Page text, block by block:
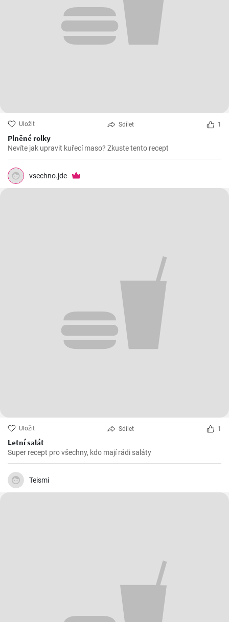
Uložit Sdílet 1
Plněné rolky
Nevíte jak upravit kuřecí maso? Zkuste tento recept
vsechno.jde
Uložit Sdílet 1
Letní salát
Super recept pro všechny, kdo mají rádi saláty
Teismi